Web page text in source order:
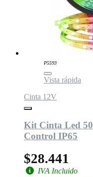
P5593
Vista rápida
Cinta 12V
Kit Cinta Led
Control IP65
$28.441
IVA Incluido